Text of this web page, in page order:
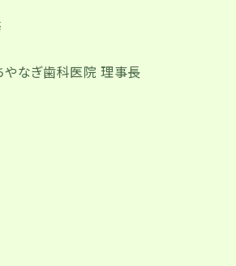
なぎ歯科医院 理事長